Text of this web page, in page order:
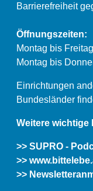
Barrierefreiheit
Öffnungszeiten:
Montag bis
Montag bis
Einrichtungen
Bundesländer
Weitere wichtige
>> SUPRO -
>>
>>